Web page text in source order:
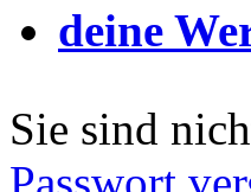
deine
Sie sind